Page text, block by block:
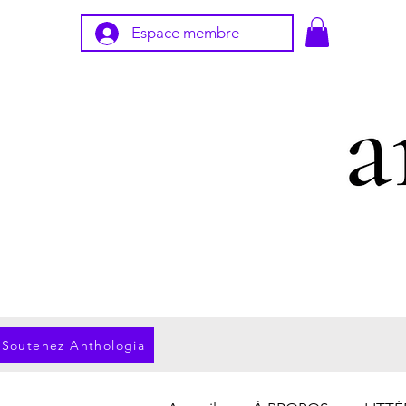
Espace membre
Soutenez Anthologia